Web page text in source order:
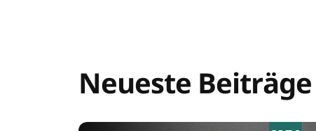
Neueste Beiträge